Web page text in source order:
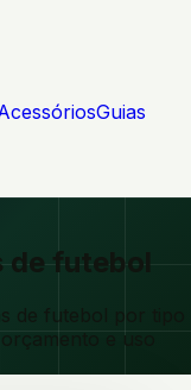
Guias
futebol
de futebol por tipo
e uso